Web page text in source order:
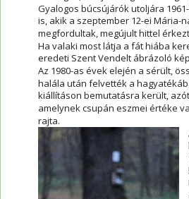
Gyalogos búcsújárók utoljára
is, akik a szeptember 12-ei
megfordultak, megújult hittel
Ha valaki most látja a fát hiába
eredeti Szent Vendelt ábrázoló
Az 1980-as évek elején a sérült,
halála után felvették a
kiállításon bemutatásra került,
amelynek csupán eszmei értéke
rajta.